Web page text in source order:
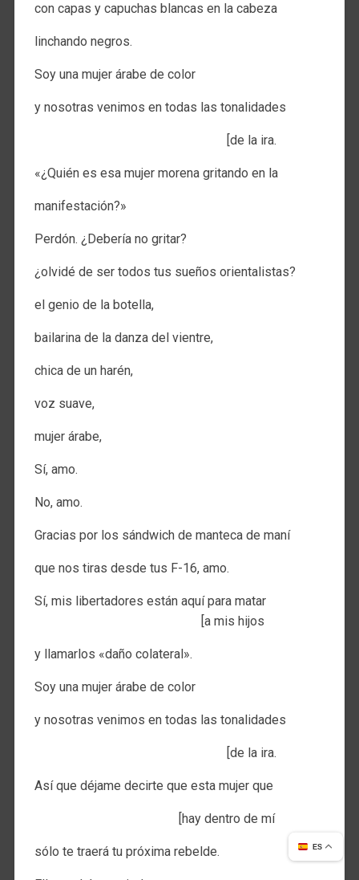
con capas y capuchas blancas en la cabeza
linchando negros.
Soy una mujer árabe de color
y nosotras venimos en todas las tonalidades
[de la ira.
«¿Quién es esa mujer morena gritando en la
manifestación?»
Perdón. ¿Debería no gritar?
¿olvidé de ser todos tus sueños orientalistas?
el genio de la botella,
bailarina de la danza del vientre,
chica de un harén,
voz suave,
mujer árabe,
Sí, amo.
No, amo.
Gracias por los sándwich de manteca de maní
que nos tiras desde tus F-16, amo.
Sí, mis libertadores están aquí para matar
[a mis hijos
y llamarlos «daño colateral».
Soy una mujer árabe de color
y nosotras venimos en todas las tonalidades
[de la ira.
Así que déjame decirte que esta mujer que
[hay dentro de mí
sólo te traerá tu próxima rebelde. ES